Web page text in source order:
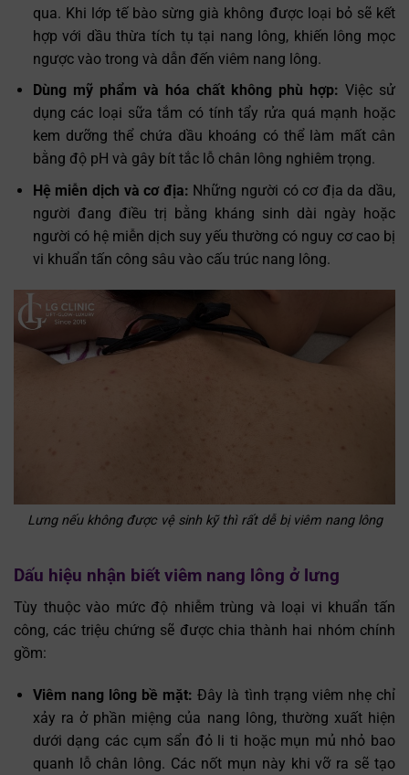
qua. Khi lớp tế bào sừng già không được loại bỏ sẽ kết
hợp với dầu thừa tích tụ tại nang lông, khiến lông mọc
ngược vào trong và dẫn đến viêm nang lông.
Dùng mỹ phẩm và hóa chất không phù hợp: Việc sử
dụng các loại sữa tắm có tính tẩy rửa quá mạnh hoặc
kem dưỡng thể chứa dầu khoáng có thể làm mất cân
bằng độ pH và gây bít tắc lỗ chân lông nghiêm trọng.
Hệ miễn dịch và cơ địa: Những người có cơ địa da dầu,
người đang điều trị bằng kháng sinh dài ngày hoặc
người có hệ miễn dịch suy yếu thường có nguy cơ cao bị
vi khuẩn tấn công sâu vào cấu trúc nang lông.
Lưng nếu không được vệ sinh kỹ thì rất dễ bị viêm nang lông
Dấu hiệu nhận biết viêm nang lông ở lưng
Tùy thuộc vào mức độ nhiễm trùng và loại vi khuẩn tấn
công, các triệu chứng sẽ được chia thành hai nhóm chính
gồm:
Viêm nang lông bề mặt: Đây là tình trạng viêm nhẹ chỉ
xảy ra ở phần miệng của nang lông, thường xuất hiện
dưới dạng các cụm sẩn đỏ li ti hoặc mụn mủ nhỏ bao
quanh lỗ chân lông. Các nốt mụn này khi vỡ ra sẽ tạo